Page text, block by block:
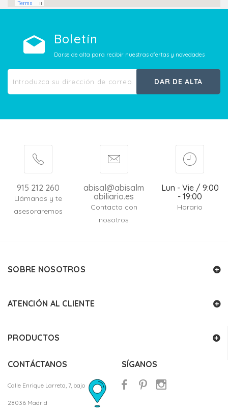
Boletín
Darse de alta para recibir nuestras ofertas y novedades
DAR DE ALTA
915 212 260
Llámanos y te
asesoraremos
abisal@abisalm
obiliario.es
Contacta con
nosotros
Lun - Vie / 9:00
- 19:00
Horario
SOBRE NOSOTROS
ATENCIÓN AL CLIENTE
PRODUCTOS
CONTÁCTANOS
Calle Enrique Larreta, 7, bajo
28036 Madrid
SÍGANOS